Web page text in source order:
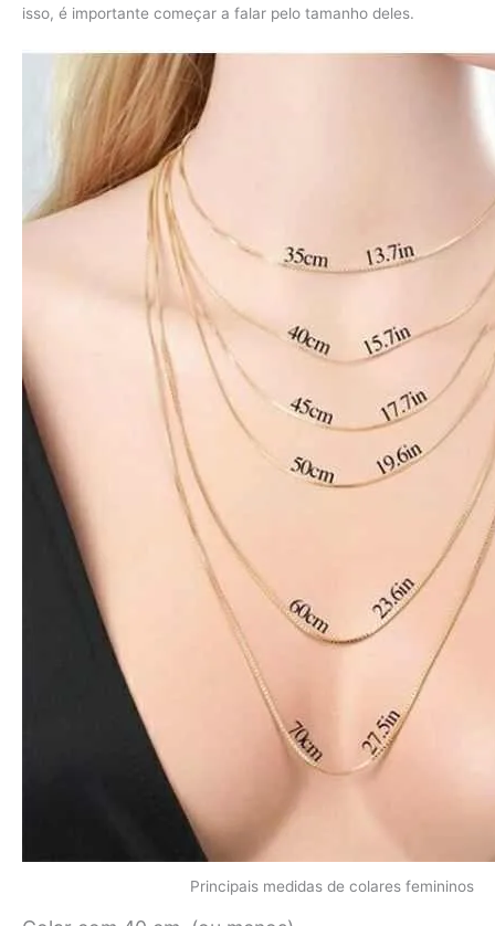
isso, é importante começar a falar pelo tamanho deles.
Principais medidas de colares femininos